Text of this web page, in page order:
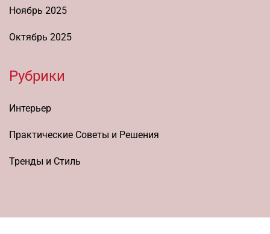
Ноябрь 2025
Октябрь 2025
Рубрики
Интерьер
Практические Советы и Решения
Тренды и Стиль